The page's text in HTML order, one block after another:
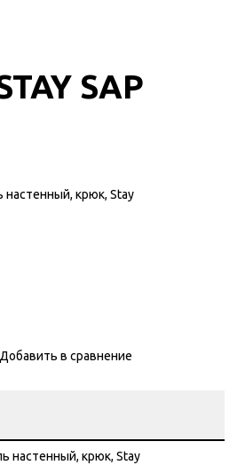
SAP
настенный, крюк, Stay
Добавить в сравнение
настенный, крюк, Stay